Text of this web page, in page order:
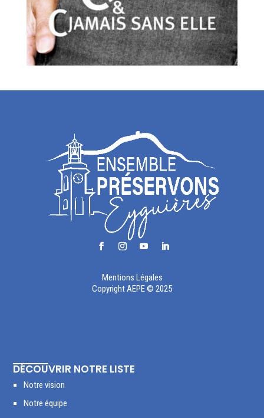
Mentions Légales
Copyright AEPE © 2025
DÉCOUVRIR NOTRE LISTE
Notre vision
Notre équipe